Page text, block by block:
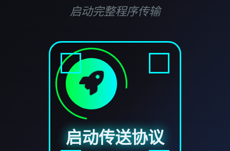
启动完整程序传输
启动传送协议